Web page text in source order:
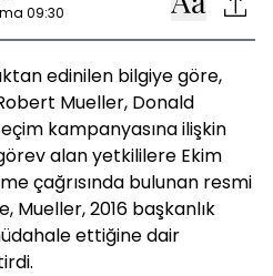
09:30
edinilen bilgiye göre,
Mueller, Donald
kampanyasına ilişkin
alan yetkililere Ekim
çağrısında bulunan resmi
Mueller, 2016 başkanlık
ettiğine dair